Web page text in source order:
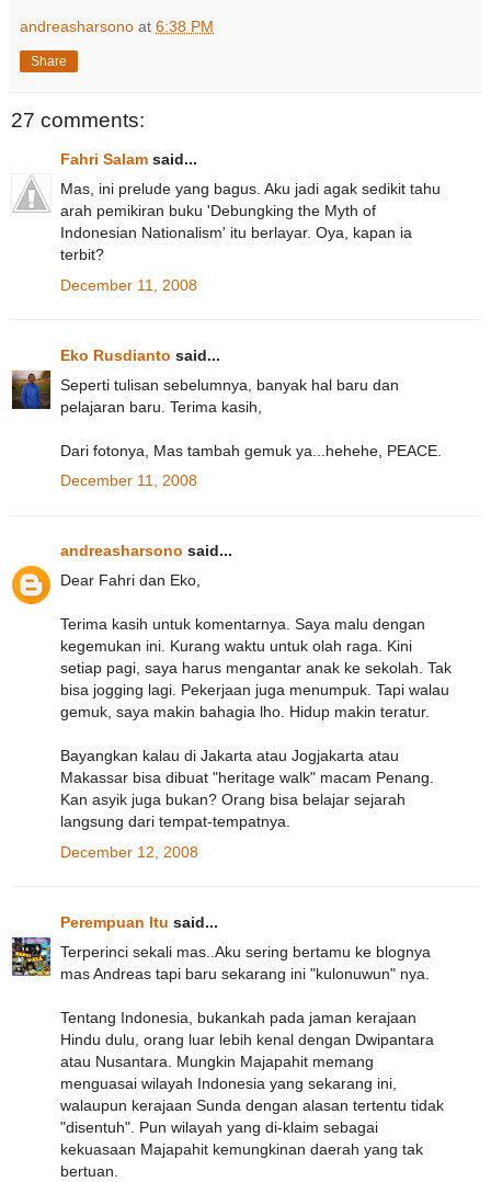
andreasharsono at 6:38 PM
Share
27 comments:
Fahri Salam said...
Mas, ini prelude yang bagus. Aku jadi agak sedikit tahu
arah pemikiran buku 'Debungking the Myth of
Indonesian Nationalism' itu berlayar. Oya, kapan ia
terbit?
December 11, 2008
Eko Rusdianto said...
Seperti tulisan sebelumnya, banyak hal baru dan
pelajaran baru. Terima kasih,
Dari fotonya, Mas tambah gemuk ya...hehehe, PEACE.
December 11, 2008
andreasharsono said...
Dear Fahri dan Eko,
Terima kasih untuk komentarnya. Saya malu dengan
kegemukan ini. Kurang waktu untuk olah raga. Kini
setiap pagi, saya harus mengantar anak ke sekolah. Tak
bisa jogging lagi. Pekerjaan juga menumpuk. Tapi walau
gemuk, saya makin bahagia lho. Hidup makin teratur.
Bayangkan kalau di Jakarta atau Jogjakarta atau
Makassar bisa dibuat "heritage walk" macam Penang.
Kan asyik juga bukan? Orang bisa belajar sejarah
langsung dari tempat-tempatnya.
December 12, 2008
Perempuan Itu said...
Terperinci sekali mas..Aku sering bertamu ke blognya
mas Andreas tapi baru sekarang ini "kulonuwun" nya.
Tentang Indonesia, bukankah pada jaman kerajaan
Hindu dulu, orang luar lebih kenal dengan Dwipantara
atau Nusantara. Mungkin Majapahit memang
menguasai wilayah Indonesia yang sekarang ini,
walaupun kerajaan Sunda dengan alasan tertentu tidak
"disentuh". Pun wilayah yang di-klaim sebagai
kekuasaan Majapahit kemungkinan daerah yang tak
bertuan.